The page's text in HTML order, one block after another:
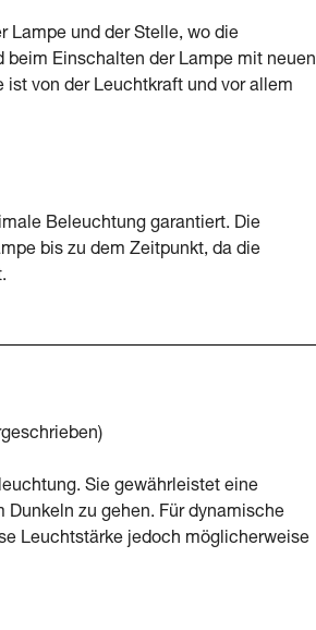
Lampe und der Stelle, wo die
beim Einschalten der Lampe mit neuen
von der Leuchtkraft und vor allem
Beleuchtung garantiert. Die
bis zu dem Zeitpunkt, da die
Sie gewährleistet eine
zu gehen. Für dynamische
Leuchtstärke jedoch möglicherweise